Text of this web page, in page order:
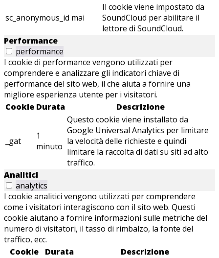
sc_anonymous_id mai
Il cookie viene impostato da
SoundCloud per abilitare il
lettore di SoundCloud.
Performance
performance
I cookie di performance vengono utilizzati per
comprendere e analizzare gli indicatori chiave di
performance del sito web, il che aiuta a fornire una
migliore esperienza utente per i visitatori.
Cookie Durata Descrizione
_gat
1
minuto
Questo cookie viene installato da
Google Universal Analytics per limitare
la velocità delle richieste e quindi
limitare la raccolta di dati su siti ad alto
traffico.
Analitici
analytics
I cookie analitici vengono utilizzati per comprendere
come i visitatori interagiscono con il sito web. Questi
cookie aiutano a fornire informazioni sulle metriche del
numero di visitatori, il tasso di rimbalzo, la fonte del
traffico, ecc.
Cookie
Durata Descrizione